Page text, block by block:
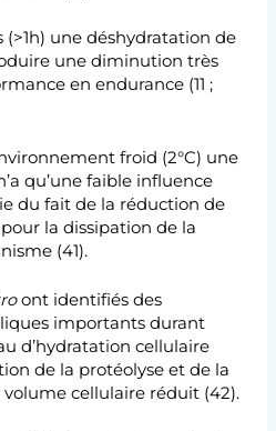
une déshydratation de
une diminution très
en endurance (11 ;
froid (2°C) une
qu’une faible influence
du fait de la réduction de
la dissipation de la
(41).
ont identifiés des
importants durant
d’hydratation cellulaire
de la protéolyse et de la
cellulaire réduit (42).